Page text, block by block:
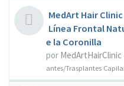
MedArt Hair
Línea Frontal
e la Coronilla
por MedArtHairClinic
antes/Trasplantes